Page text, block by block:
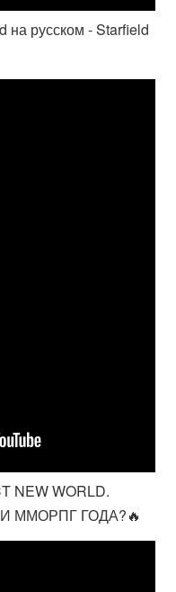
на русском - Starfield
WORLD.
ММОРПГ ГОДА?🔥